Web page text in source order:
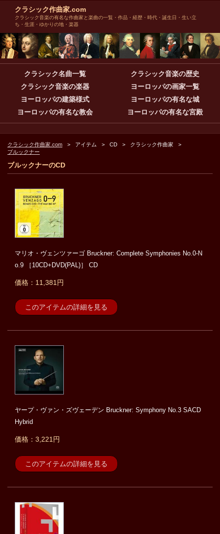
クラシック作曲家.com
クラシック音楽の有名な作曲家と楽曲の一覧・作品・経歴・時代・誕生日・生い立
ち・生涯・ゆかりの地・楽器
クラシック名曲一覧
クラシック音楽の歴史
クラシック音楽の楽器
ヨーロッパの画家一覧
ヨーロッパの建築様式
ヨーロッパの有名な城
ヨーロッパの有名な教会
ヨーロッパの有名な宮殿
クラシック作曲家.com アイテム CD
クラシック作曲家
ブルックナー
ブルックナーのCD
マリオ・ヴェンツァーゴ Bruckner: Complete Symphonies No.0-N
o.9 ［10CD+DVD(PAL)］ CD
価格：11,381円
このアイテムの詳細を見る
ヤープ・ヴァン・ズヴェーデン Bruckner: Symphony No.3 SACD
Hybrid
価格：3,221円
このアイテムの詳細を見る